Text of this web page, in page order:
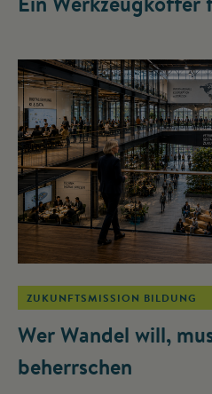
ZUKUNFTSMISSION BILDUNG
Wer Wandel will,
beherrschen